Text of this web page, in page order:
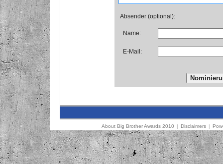
Absender (optional):
Name:
E-Mail:
About Big Brother Awards 2010 Disclaimers